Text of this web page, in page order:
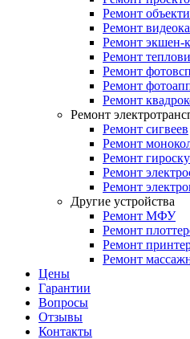
Ремонт
Ремонт
Ремонт экшен-
Ремонт
Ремонт
Ремонт
Ремонт
Ремонт
Ремонт сигвеев
Ремонт
Ремонт
Ремонт
Ремонт
Другие устройства
Ремонт МФУ
Ремонт
Ремонт
Ремонт
Цены
Гарантии
Вопросы
Отзывы
Контакты